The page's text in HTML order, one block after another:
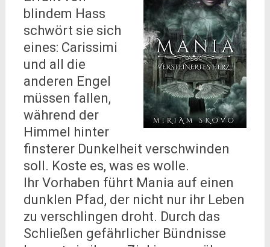
blindem Hass
schwört sie sich
eines: Carissimi
und all die
anderen Engel
müssen fallen,
während der
Himmel hinter
finsterer Dunkelheit verschwinden
soll. Koste es, was es wolle.
Ihr Vorhaben führt Mania auf einen
dunklen Pfad, der nicht nur ihr Leben
zu verschlingen droht. Durch das
Schließen gefährlicher Bündnisse